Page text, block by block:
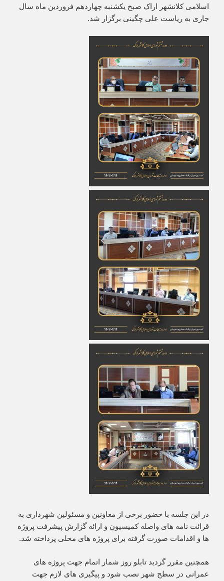
اسلامی کلانشهر اراک صبح یکشنبه چهاردهم فروردین ماه سال
جاری به ریاست علی چگینی برگزار شد.
در این جلسه با حضور برخی از معاونین و مسئولین شهرداری به
قرائت نامه های واصله کمیسیون و ارائه گزارش پیشرفت پروژه
ها و اقدامات صورت گرفته برای پروژه های محلی پرداخته شد.
همچنین مقرر گردید تابلو روز شمار اتمام جهت پروژه های
عمرانی در سطح شهر نصب شود و پیگیری های لازم جهت